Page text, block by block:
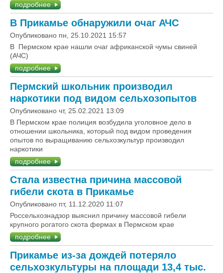
подробнее
В Прикамье обнаружили очаг АЧС
Опубликовано пн, 25.10.2021 15:57
В Пермском крае нашли очаг африканской чумы свиней
(АЧС)
подробнее
Пермский школьник производил
наркотики под видом сельхозопытов
Опубликовано чт, 25.02.2021 13:09
В Пермском крае полиция возбудила уголовное дело в
отношении школьника, который под видом проведения
опытов по выращиванию сельхозкультур производил
наркотики
подробнее
Стала известна причина массовой
гибели скота в Прикамье
Опубликовано пт, 11.12.2020 11:07
Россельхознадзор выяснил причину массовой гибели
крупного рогатого скота фермах в Пермском крае
подробнее
Прикамье из-за дождей потеряло
сельхозкультуры на площади 13,4 тыс.